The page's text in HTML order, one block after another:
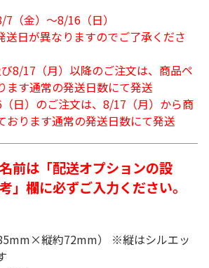
（金）～8/16（日）
送日が異なりますのでご了承くださ
8/17（月）以降のご注文は、商品ペ
ます通常の発送日数にて発送
日）のご注文は、8/17（月）から商
おります通常の発送日数にて発送
前は「配送オプションの設
」欄に必ずご入力ください。
縦約72mm） ※縦はシルエッ